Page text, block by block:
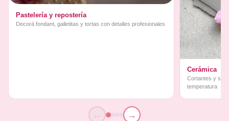
Pastelería y repostería
Decorá fondant, galletitas y tortas con detalles profesionales
Cerámica
Cortantes y
temperatura
← →